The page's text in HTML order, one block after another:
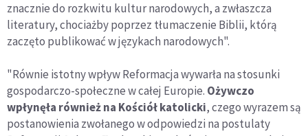
znacznie do rozkwitu kultur narodowych, a zwłaszcza
literatury, chociażby poprzez tłumaczenie Biblii, którą
zaczęto publikować w językach narodowych".
"Równie istotny wpływ Reformacja wywarła na stosunki
gospodarczo-społeczne w całej Europie. Ożywczo
wpłynęła również na Kościół katolicki, czego wyrazem są
postanowienia zwołanego w odpowiedzi na postulaty